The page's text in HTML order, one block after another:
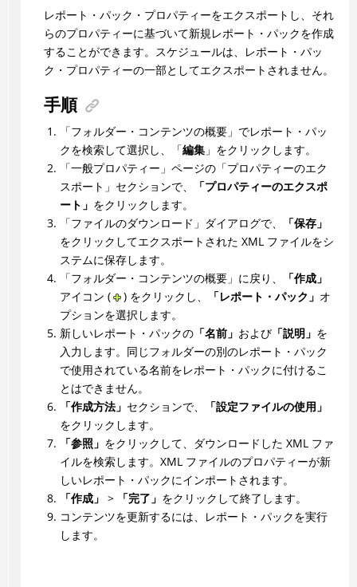
レポート・パック・プロパティーをエクスポートし、それ
らのプロパティーに基づいて新規レポート・パックを作成
することができます。スケジュールは、レポート・パッ
ク・プロパティーの一部としてエクスポートされません。
手順
「フォルダー・コンテンツの概要」でレポート・パッ
クを検索して選択し、「編集」をクリックします。
「一般プロパティー」ページの「プロパティーのエク
スポート」セクションで、
「プロパティーのエクスポ
ート」 をクリックします。
「ファイルのダウンロード」ダイアログで、
「保存」
をクリックしてエクスポートされた XML ファイルをシ
ステムに保存します。
「フォルダー・コンテンツの概要」に戻り、
「作成」
アイコン (
) をクリックし、 「レポート・パック」 オ
プションを選択します。
新しいレポート・パックの「名前」 および「説明」 を
入力します。同じフォルダーの別のレポート・パック
で使用されている名前をレポート・パックに付けるこ
とはできません。
「作成方法」 セクションで、
「設定ファイルの使用」
をクリックします。
「参照」 をクリックして、ダウンロードした XML ファ
イルを検索します。XML ファイルのプロパティーが新
しいレポート・パックにインポートされます。
「作成」 > 「完了」 をクリックして終了します。
コンテンツを更新するには、レポート・パックを実行
します。